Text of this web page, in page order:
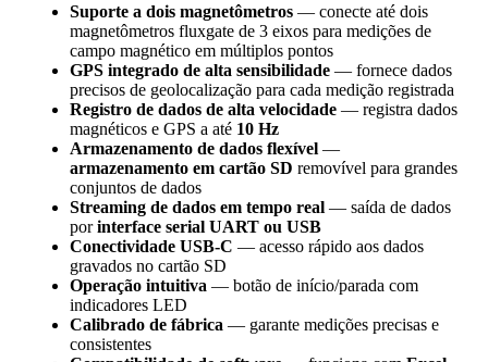
Suporte a dois magnetômetros — conecte até dois
magnetômetros fluxgate de 3 eixos para medições de
campo magnético em múltiplos pontos
GPS integrado de alta sensibilidade — fornece dados
precisos de geolocalização para cada medição registrada
Registro de dados de alta velocidade — registra dados
magnéticos e GPS a até 10 Hz
Armazenamento de dados flexível —
armazenamento em cartão SD removível para grandes
conjuntos de dados
Streaming de dados em tempo real — saída de dados
porinterface serial UART ou USB
Conectividade USB-C — acesso rápido aos dados
gravados no cartão SD
Operação intuitiva — botão de início/parada com
indicadores LED
Calibrado de fábrica — garante medições precisas e
consistentes